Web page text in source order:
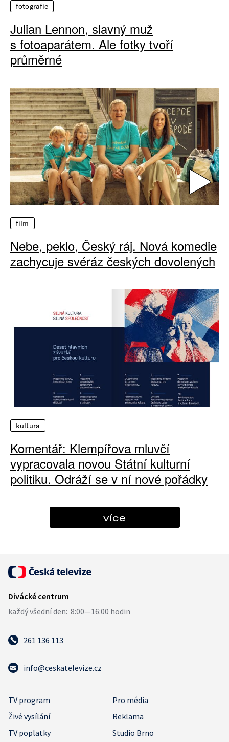
fotografie
Julian Lennon, slavný muž
s fotoaparátem. Ale fotky tvoří
průměrné
film
Nebe, peklo, Český ráj. Nová komedie
zachycuje svéráz českých dovolených
kultura
Komentář: Klempířova mluvčí
vypracovala novou Státní kulturní
politiku. Odráží se v ní nové pořádky
více
261 136 113
info@ceskatelevize.cz
TV program
Pro média
Živé vysílání
Reklama
TV poplatky
Studio Brno